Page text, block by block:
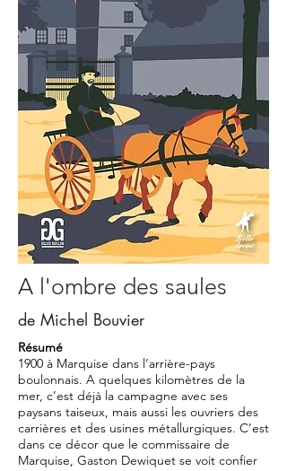
A l'ombre des saules
de Michel Bouvier
Résumé
1900 à Marquise dans l’arrière-pays
boulonnais. A quelques kilomètres de la
mer, c’est déjà la campagne avec ses
paysans taiseux, mais aussi les ouvriers des
carrières et des usines métallurgiques. C’est
dans ce décor que le commissaire de
Marquise, Gaston Dewiquet se voit confier